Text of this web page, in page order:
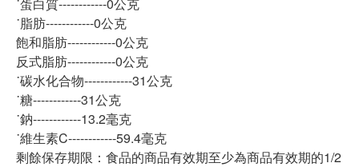
˙脂肪------------0公克
飽和脂肪------------0公克
反式脂肪------------0公克
˙碳水化合物------------31公克
˙糖------------31公克
˙鈉------------13.2毫克
˙維生素C------------59.4毫克
剩餘保存期限：食品的商品有效期至少為商品有效期的1/2